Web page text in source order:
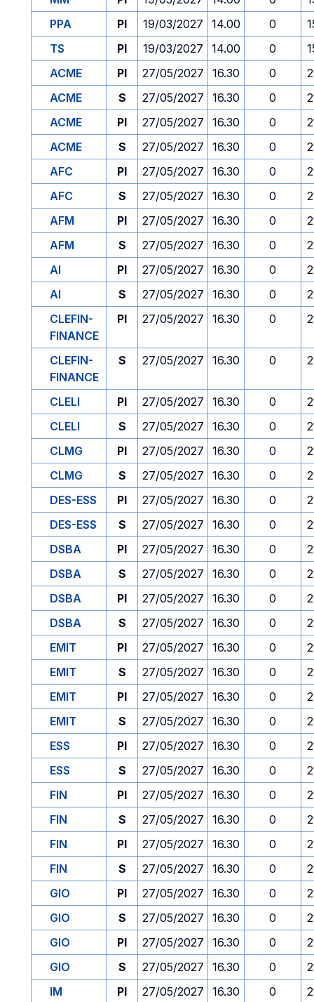
PPA
PI 19/03/2027 14.00 0
TS
PI 19/03/2027 14.00 0
ACME
PI 27/05/2027 16.30 0
ACME
S 27/05/2027 16.30 0
ACME
PI 27/05/2027 16.30 0
ACME
S 27/05/2027 16.30 0
AFC
PI 27/05/2027 16.30 0
AFC
S 27/05/2027 16.30 0
AFM
PI 27/05/2027 16.30 0
AFM
S 27/05/2027 16.30 0
AI
PI 27/05/2027 16.30 0
AI
S 27/05/2027 16.30 0
CLEFIN-
FINANCE
PI 27/05/2027 16.30 0
CLEFIN-
FINANCE
S 27/05/2027 16.30 0
CLELI PI 27/05/2027 16.30 0
CLELI
S 27/05/2027 16.30 0
CLMG
PI 27/05/2027 16.30 0
CLMG
S 27/05/2027 16.30 0
DES-ESS
PI 27/05/2027 16.30 0
DES-ESS
S 27/05/2027 16.30 0
DSBA
PI 27/05/2027 16.30 0
DSBA
S 27/05/2027 16.30 0
DSBA
PI 27/05/2027 16.30 0
DSBA
S 27/05/2027 16.30 0
EMIT
PI 27/05/2027 16.30 0
EMIT
S 27/05/2027 16.30 0
EMIT
PI 27/05/2027 16.30 0
EMIT
S 27/05/2027 16.30 0
ESS
PI 27/05/2027 16.30 0
ESS
S 27/05/2027 16.30 0
FIN
PI 27/05/2027 16.30 0
FIN
S 27/05/2027 16.30 0
FIN
PI 27/05/2027 16.30 0
FIN
S 27/05/2027 16.30 0
GIO
PI 27/05/2027 16.30 0
GIO
S 27/05/2027 16.30 0
GIO
PI 27/05/2027 16.30 0
GIO
S 27/05/2027 16.30 0
IM
PI 27/05/2027 16.30 0